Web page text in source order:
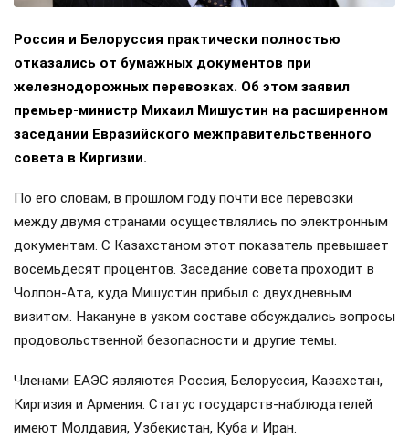
Россия и Белоруссия практически полностью
отказались от бумажных документов при
железнодорожных перевозках. Об этом заявил
премьер-министр Михаил Мишустин на расширенном
заседании Евразийского межправительственного
совета в Киргизии.
По его словам, в прошлом году почти все перевозки
между двумя странами осуществлялись по электронным
документам. С Казахстаном этот показатель превышает
восемьдесят процентов. Заседание совета проходит в
Чолпон-Ата, куда Мишустин прибыл с двухдневным
визитом. Накануне в узком составе обсуждались вопросы
продовольственной безопасности и другие темы.
Членами ЕАЭС являются Россия, Белоруссия, Казахстан,
Киргизия и Армения. Статус государств-наблюдателей
имеют Молдавия, Узбекистан, Куба и Иран.